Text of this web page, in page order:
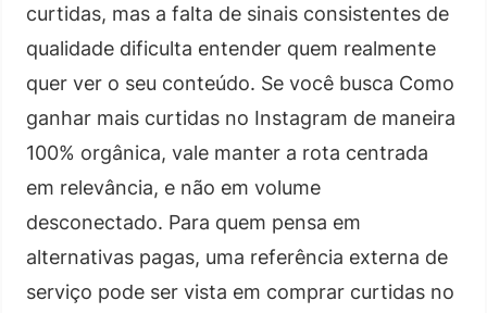
curtidas, mas a falta de sinais consistentes de
qualidade dificulta entender quem realmente
quer ver o seu conteúdo. Se você busca Como
ganhar mais curtidas no Instagram de maneira
100% orgânica, vale manter a rota centrada
em relevância, e não em volume
desconectado. Para quem pensa em
alternativas pagas, uma referência externa de
serviço pode ser vista em comprar curtidas no